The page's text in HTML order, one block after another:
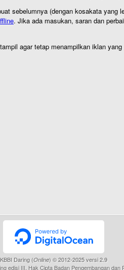
sebelumnya (dengan kosakata
. Jika ada masukan, saran dan
agar tetap menampilkan iklan
KBBI Daring (Online) © 2012-2025 versi 2.9
edisi III, Hak Cipta Badan Pengembangan dan